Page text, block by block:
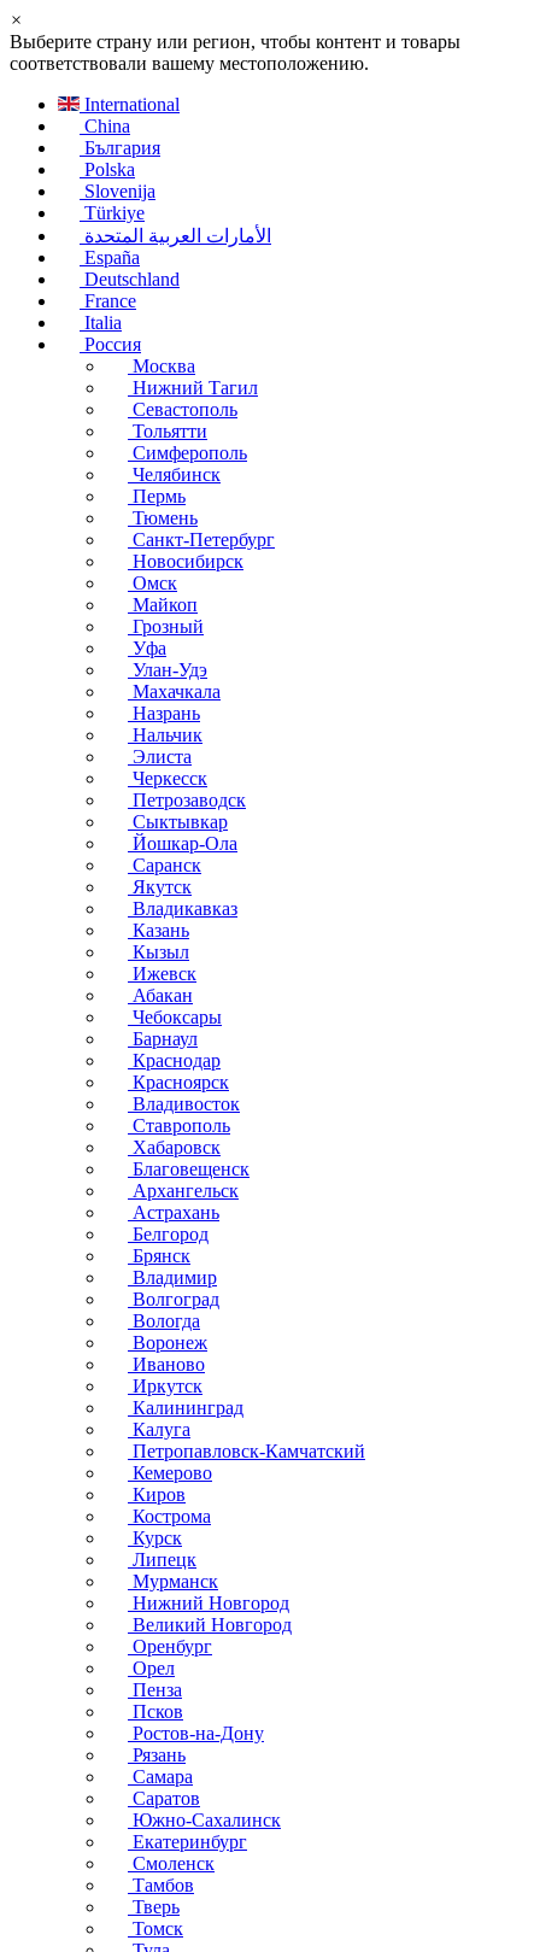
×
Выберите страну или регион, чтобы контент и товары
соответствовали вашему местоположению.
International
China
България
Polska
Slovenija
Türkiye
الأمارات العربية المتحدة
España
Deutschland
France
Italia
Россия
Москва
Нижний Тагил
Севастополь
Тольятти
Симферополь
Челябинск
Пермь
Тюмень
Санкт-Петербург
Новосибирск
Омск
Майкоп
Грозный
Уфа
Улан-Удэ
Махачкала
Назрань
Нальчик
Элиста
Черкесск
Петрозаводск
Сыктывкар
Йошкар-Ола
Саранск
Якутск
Владикавказ
Казань
Кызыл
Ижевск
Абакан
Чебоксары
Барнаул
Краснодар
Красноярск
Владивосток
Ставрополь
Хабаровск
Благовещенск
Архангельск
Астрахань
Белгород
Брянск
Владимир
Волгоград
Вологда
Воронеж
Иваново
Иркутск
Калининград
Калуга
Петропавловск-Камчатский
Кемерово
Киров
Кострома
Курск
Липецк
Мурманск
Нижний Новгород
Великий Новгород
Оренбург
Орел
Пенза
Псков
Ростов-на-Дону
Рязань
Самара
Саратов
Южно-Сахалинск
Екатеринбург
Смоленск
Тамбов
Тверь
Томск